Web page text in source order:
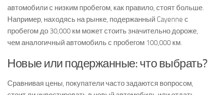
автомобили с низким пробегом, как правило, стоят больше.
Например, находясь на рынке, подержанный Cayenne с
пробегом до 30,000 км может стоить значительно дороже,
чем аналогичный автомобиль с пробегом 100,000 км.
Новые или подержанные: что выбрать?
Сравнивая цены, покупатели часто задаются вопросом,